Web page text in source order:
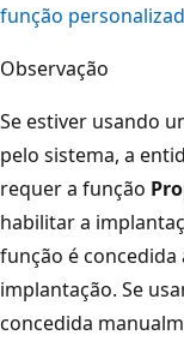
função
Observação
Se estiver usando
pelo sistema, a
requer a função
habilitar a
função é
implantação. Se
concedida